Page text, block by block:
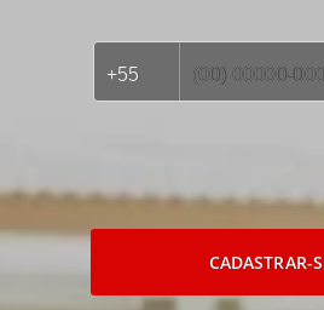
CADASTRAR-